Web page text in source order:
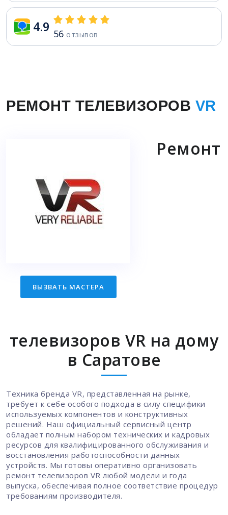
4.9 56 отзывов
РЕМОНТ ТЕЛЕВИЗОРОВ VR
ВЫЗВАТЬ МАСТЕРА
Ремонт
телевизоров VR на дому
в Саратове
Техника бренда VR, представленная на рынке,
требует к себе особого подхода в силу специфики
используемых компонентов и конструктивных
решений. Наш официальный сервисный центр
обладает полным набором технических и кадровых
ресурсов для квалифицированного обслуживания и
восстановления работоспособности данных
устройств. Мы готовы оперативно организовать
ремонт телевизоров VR любой модели и года
выпуска, обеспечивая полное соответствие процедур
требованиям производителя.